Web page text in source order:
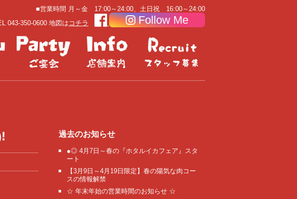
■営業時間 月～金 17:00～24:00、土日祝 16:00～24:00
043-350-0600 地図は コチラ Follow Me
過去のお知らせ
●◎ 4月7日～春の『ホタルイカフェア』スタ
ート
【3月9日～4月19日限定】春の陽気な肉コー
スの情報解禁
☆ 年末年始の営業時間のお知らせ ☆